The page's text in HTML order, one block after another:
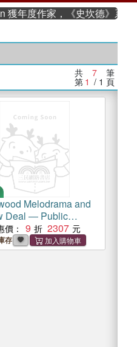
度作家，《史坎德》系列帶
共 7 筆
第 1 / 1 頁
Melodrama and
Deal ― Public
價： 9 2307
存